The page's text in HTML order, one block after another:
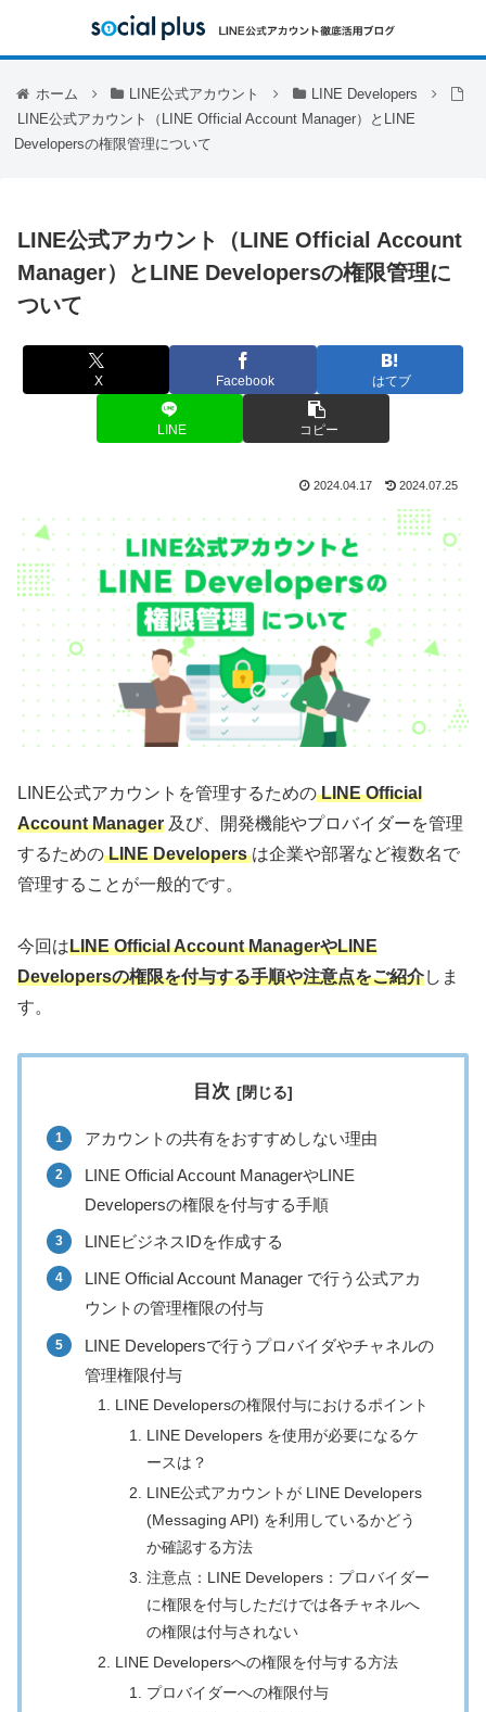
ホーム LINE公式アカウント
LINE Developers
LINE公式アカウント（LINE Official Account Manager）とLINE
Developersの権限管理について
LINE公式アカウント（LINE Official Account
Manager）とLINE Developersの権限管理に
ついて
X Facebook はてブ
LINE コピー
2024.04.17 2024.07.25
LINE公式アカウントを管理するための LINE Official
Account Manager 及び、開発機能やプロバイダーを管理
するための LINE Developers は企業や部署など複数名で
管理することが一般的です。
今回はLINE Official Account ManagerやLINE
Developersの権限を付与する手順や注意点をご紹介しま
す。
目次
アカウントの共有をおすすめしない理由
LINE Official Account ManagerやLINE
Developersの権限を付与する手順
LINEビジネスIDを作成する
LINE Official Account Manager で行う公式アカ
ウントの管理権限の付与
LINE Developersで行うプロバイダやチャネルの
管理権限付与
LINE Developersの権限付与におけるポイント
LINE Developers を使用が必要になるケ
ースは？
LINE公式アカウントが LINE Developers
(Messaging API) を利用しているかどう
か確認する方法
注意点：LINE Developers：プロバイダー
に権限を付与しただけでは各チャネルへ
の権限は付与されない
LINE Developersへの権限を付与する方法
プロバイダーへの権限付与